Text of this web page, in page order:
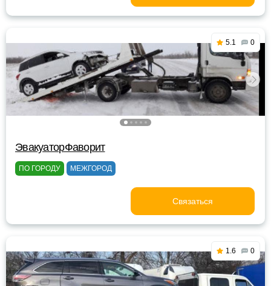
5.1 0
ЭвакуаторФаворит
ПО ГОРОДУ МЕЖГОРОД
Связаться
1.6 0